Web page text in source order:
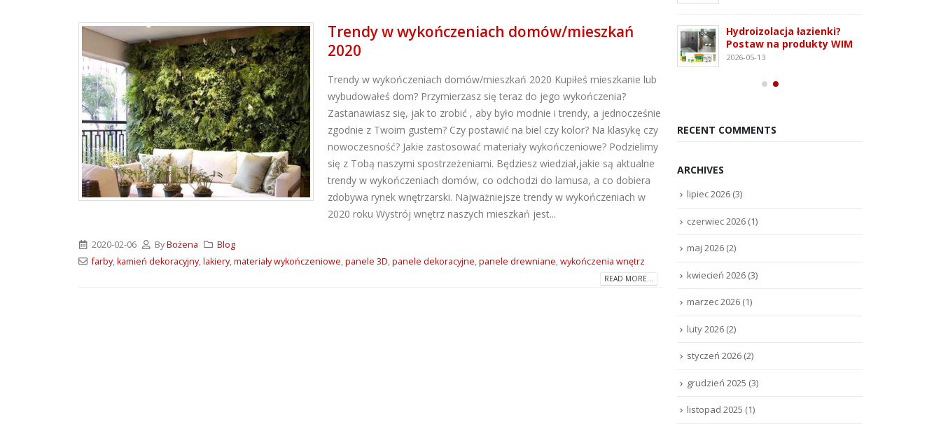
Trendy w wykończeniach domów/mieszkań
2020
Trendy w wykończeniach domów/mieszkań 2020 Kupiłeś mieszkanie lub
wybudowałeś dom? Przymierzasz się teraz do jego wykończenia?
Zastanawiasz się, jak to zrobić , aby było modnie i trendy, a jednocześnie
zgodnie z Twoim gustem? Czy postawić na biel czy kolor? Na klasykę czy
nowoczesność? Jakie zastosować materiały wykończeniowe? Podzielimy
się z Tobą naszymi spostrzeżeniami. Będziesz wiedział,jakie są aktualne
trendy w wykończeniach domów, co odchodzi do lamusa, a co dobiera
zdobywa rynek wnętrzarski. Najważniejsze trendy w wykończeniach w
2020 roku Wystrój wnętrz naszych mieszkań jest...
2020-02-06 ByBożena
Blog
farby,kamień dekoracyjny,lakiery,materiały wykończeniowe,panele 3D,panele dekoracyjne,panele drewniane,wykończenia wnętrz
READ MORE...
Klejące pianki
poliuretanowe SoudaBond
– rodzaje i zastosowanie
2026-07-08
Hydroizolacja łazienki?
Postaw na produkty WIM
2026-05-13
Klejące pianki
2026-07-08
Hydroizolacja łazienki?
Postaw na produkty WIM
2026-05-13
RECENT COMMENTS
ARCHIVES
lipiec 2026 (3)
czerwiec 2026 (1)
maj 2026 (2)
kwiecień 2026 (3)
marzec 2026 (1)
luty 2026 (2)
styczeń 2026 (2)
grudzień 2025 (3)
listopad 2025 (1)